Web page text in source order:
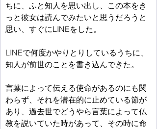
ちに、ふと知人を思い出し、この本をき
っと彼女は読んでみたいと思うだろうと
思い、すぐにLINEをした。
LINEで何度かやりとりしているうちに、
知人が前世のことを書き込んできた。
言葉によって伝える使命があるのにも関
わらず、それを潜在的に止めている節が
あり、過去世でどうやら言葉によって仏
教を説いていた時があって、その時に命